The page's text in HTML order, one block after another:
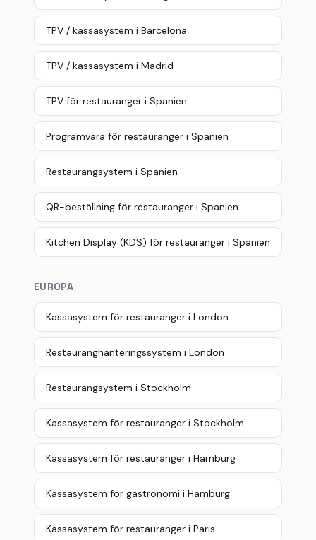
TPV / kassasystem i Barcelona
TPV / kassasystem i Madrid
TPV för restauranger i Spanien
Programvara för restauranger i Spanien
Restaurangsystem i Spanien
QR-beställning för restauranger i Spanien
Kitchen Display (KDS) för restauranger i Spanien
EUROPA
Kassasystem för restauranger i London
Restauranghanteringssystem i London
Restaurangsystem i Stockholm
Kassasystem för restauranger i Stockholm
Kassasystem för restauranger i Hamburg
Kassasystem för gastronomi i Hamburg
Kassasystem för restauranger i Paris